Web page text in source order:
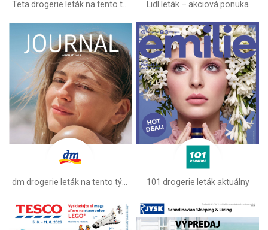
Teta drogerie leták na tento týždeň Lidl leták –⁠ akciová ponuka
101 drogerie leták aktuálny